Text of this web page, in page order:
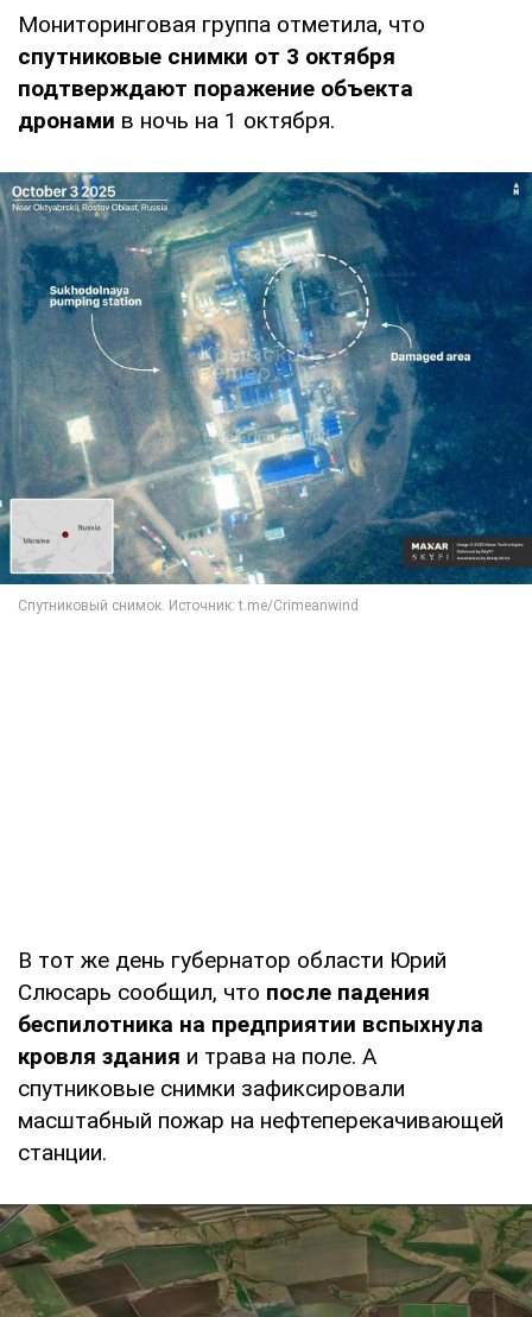
Мониторинговая группа отметила, что
спутниковые снимки от 3 октября
подтверждают поражение объекта
дронами в ночь на 1 октября.
В тот же день губернатор области Юрий
Слюсарь сообщил, что после падения
беспилотника на предприятии вспыхнула
кровля здания и трава на поле. А
спутниковые снимки зафиксировали
масштабный пожар на нефтеперекачивающей
станции.